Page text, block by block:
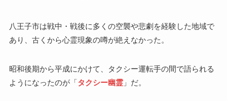
八王子市は戦中・戦後に多くの空襲や悲劇を経験した地域で
あり、古くから心霊現象の噂が絶えなかった。
昭和後期から平成にかけて、タクシー運転手の間で語られる
ようになったのが「タクシー幽霊」だ。